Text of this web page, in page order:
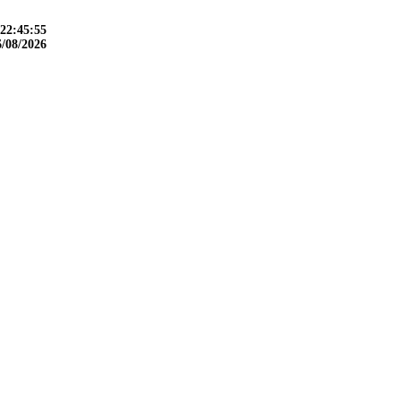
22:45:56
08/2026